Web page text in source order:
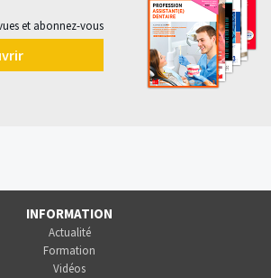
et abonnez-vous
INFORMATION
Actualité
Formation
Vidéos